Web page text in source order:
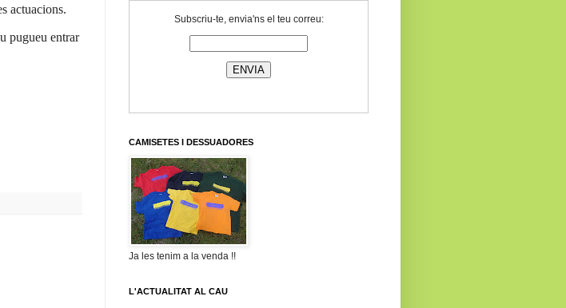
actuacions.
pugueu entrar
Subscriu-te, envia'ns el teu correu:
CAMISETES I DESSUADORES
Ja les tenim a la venda !!
L'ACTUALITAT AL CAU